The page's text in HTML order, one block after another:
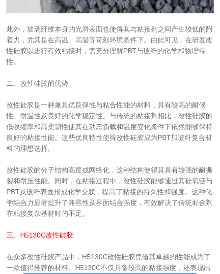
此外，玻璃纤维本身的光滑表面也使得其与粘接剂之间产生较低的附
着力，尤其是在高温、高湿等苛刻环境条件下。由此可见，在研发改
性硅胶以进行有效粘接时，需充分理解PBT与玻纤的化学和物理特
性。
二、改性硅胶的优势
改性硅胶是一种兼具优良弹性与粘合性能的材料，具有较高的耐候
性、耐温性及良好的化学稳定性。与传统的粘接剂相比，改性硅胶的
低收缩率和高柔韧性使其在动态负载和温度变化条件下依然能够保持
良好的粘接性能。这些优良特性使得改性硅胶成为PBT加玻纤复合材
料的理想选择。
改性硅胶的分子结构高度成网络化，这种结构使得其具有较强的耐撕
裂和耐压性能。同时，在粘接过程中，改性硅胶能够通过其硅氧链与
PBT及玻纤表面形成化学交联，提高了粘接的持久性和强度。这种化
学结合力显著提升了兼容性及界面结合强度，有效解决了传统黏合剂
在粘接复杂基材时的不足。
三、H5130C改性硅胶
在众多改性硅胶产品中，H5130C改性硅胶凭借其卓越的性能成为了
一款值得推荐的材料。H5130C不仅具备较高的粘接强度，还表现出